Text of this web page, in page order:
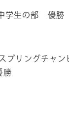
学生の部 優勝
プリングチャン
勝